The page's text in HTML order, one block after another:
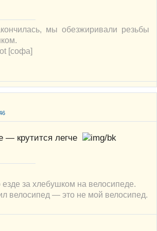
мы обезжиривали резьбы
[софа]
— крутится легче
за хлебушком на велосипеде.
велосипед — это не мой велосипед.